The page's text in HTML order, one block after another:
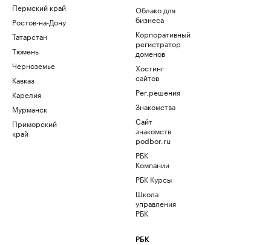
Пермский край
Ростов-на-Дону
Татарстан
Тюмень
Черноземье
Кавказ
Карелия
Мурманск
Приморский
край
Облако для
бизнеса
Корпоративный
регистратор
доменов
Хостинг
сайтов
Рег.решения
Знакомства
Сайт
знакомств
podbor.ru
РБК
Компании
РБК Курсы
Школа
управления
РБК
РБК